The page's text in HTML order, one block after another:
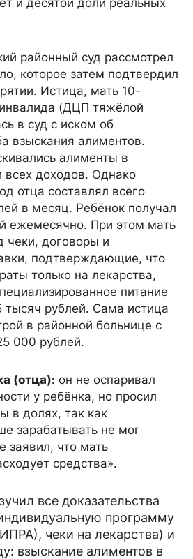
районный суд рассмотрел
которое затем подтвердил
Истица, мать 10-
(ДЦП тяжёлой
в суд с иском об
взыскания алиментов.
алименты в
всех доходов. Однако
отца составлял всего
в месяц. Ребёнок получал
ежемесячно. При этом мать
чеки, договоры и
подтверждающие, что
только на лекарства,
питание
тысяч рублей. Сама истица
в районной больнице с
000 рублей.
(отца): он не оспаривал
у ребёнка, но просил
в долях, так как
зарабатывать не мог
заявил, что мать
средства».
все доказательства
программу
чеки на лекарства) и
взыскание алиментов в